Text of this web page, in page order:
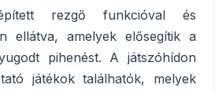
rezgő funkcióval és
ellátva, amelyek elősegítik a
pihenést. A játszóhídon
játékok találhatók, melyek